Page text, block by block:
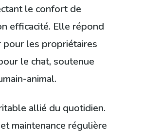
le confort de
efficacité. Elle répond
pour les propriétaires
le chat, soutenue
animal.
allié du quotidien.
maintenance régulière